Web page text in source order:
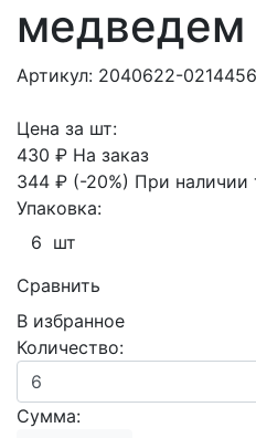
медведем
Артикул: 2040622-0214456
Цена за шт:
430 ₽ На заказ
344 ₽ (-20%) При наличии
Упаковка:
6 шт
Сравнить
В избранное
Количество:
Сумма: